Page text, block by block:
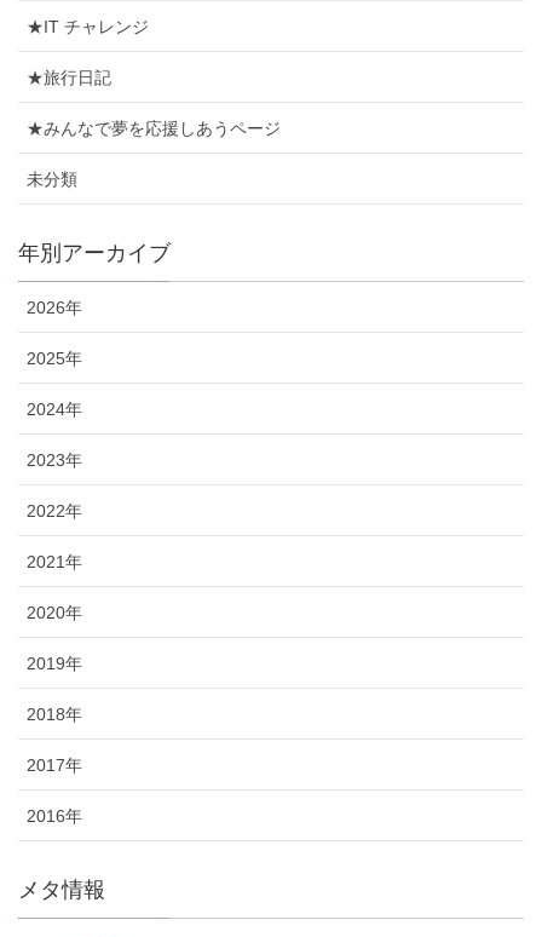
★IT チャレンジ
★旅行日記
★みんなで夢を応援しあうページ
未分類
年別アーカイブ
2026年
2025年
2024年
2023年
2022年
2021年
2020年
2019年
2018年
2017年
2016年
メタ情報